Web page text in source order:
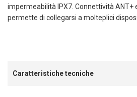
impermeabilità IPX7. Connettività ANT+
permette di collegarsi a molteplici
Caratteristiche tecniche